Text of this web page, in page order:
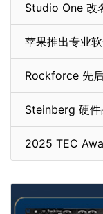
Studio One 改
苹果推出专业
Rockforce 先
Steinberg 硬
2025 TEC